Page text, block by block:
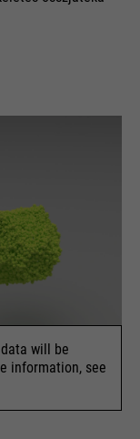
will be
information, see